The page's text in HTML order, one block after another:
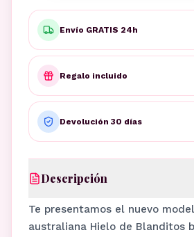
Envío GRATIS 24h
Regalo incluido
Devolución 30 días
Descripción
Te presentamos el nuevo
australiana Hielo de Blanditos